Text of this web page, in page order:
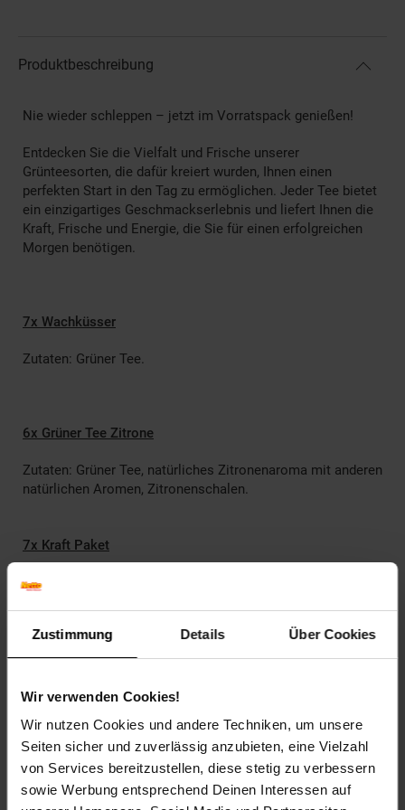
Zustimmung Details Über Cookies
Wir verwenden Cookies!
Wir nutzen Cookies und andere Techniken, um unsere
Seiten sicher und zuverlässig anzubieten, eine Vielzahl
von Services bereitzustellen, diese stetig zu verbessern
sowie Werbung entsprechend Deinen Interessen auf
Produktbeschreibung
Nie wieder schleppen – jetzt im Vorratspack genießen!
Entdecken Sie die Vielfalt und Frische unserer
Grünteesorten, die dafür kreiert wurden, Ihnen einen
perfekten Start in den Tag zu ermöglichen. Jeder Tee bietet
ein einzigartiges Geschmackserlebnis und liefert Ihnen die
Kraft, Frische und Energie, die Sie für einen erfolgreichen
Morgen benötigen.
7x Wachküsser
Zutaten: Grüner Tee.
6x Grüner Tee Zitrone
Zutaten: Grüner Tee, natürliches Zitronenaroma mit anderen
natürlichen Aromen, Zitronenschalen.
7x Kraft Paket
Zutaten: Grüner Tee, Aroma (Orange), Ingwer,
4x Sonnengruss
Zutaten: Grüner Tee, Aroma (Vanille), Vanille.
Artikelnummer: 2684203000
EAN: 4316268454261
Artikel gehört zur Kategorie:Tee